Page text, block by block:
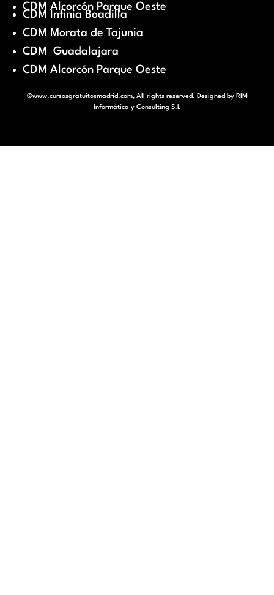
CDM Alcorcón Parque Oeste
CDM Infinia Boadilla
CDM Morata de Tajunia
CDM Guadalajara
CDM Alcorcón Parque Oeste
©www.cursosgratuitosmadrid.com, All rights reserved. Designed by RIM
Informática y Consulting S.L